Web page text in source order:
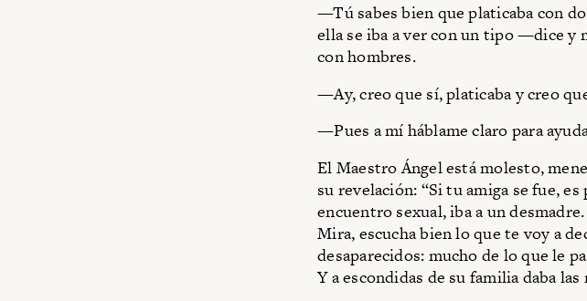
—Tú sabes bien que platicaba con
ella se iba a ver con un tipo —dice y
con hombres.
—Ay, creo que sí, platicaba y creo
—Pues a mí háblame claro para
El Maestro Ángel está molesto,
su revelación: “Si tu amiga se fue,
encuentro sexual, iba a un
Mira, escucha bien lo que te voy a
desaparecidos: mucho de lo que le
Y a escondidas de su familia daba las